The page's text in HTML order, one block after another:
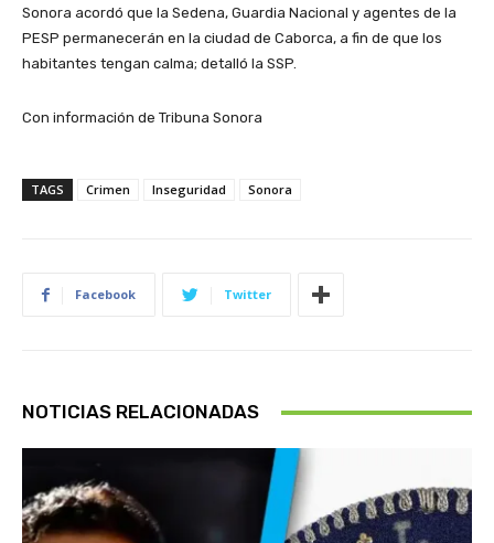
Sonora acordó que la Sedena, Guardia Nacional y agentes de la
PESP permanecerán en la ciudad de Caborca, a fin de que los
habitantes tengan calma; detalló la SSP.
Con información de Tribuna Sonora
TAGS Crimen Inseguridad Sonora
Facebook Twitter
NOTICIAS RELACIONADAS